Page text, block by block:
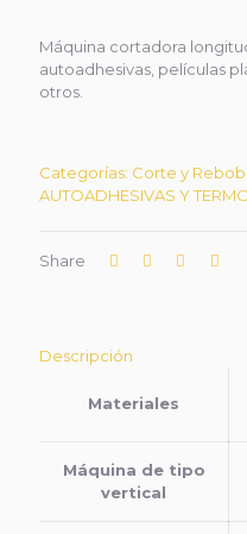
Máquina cortadora
autoadhesivas, películas
otros.
Categorías: Corte y
AUTOADHESIVAS Y
Share
Descripción
Materiales
Máquina de tipo
vertical